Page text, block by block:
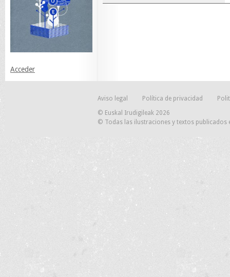
Acceder
Aviso legal Política de privacidad
© Euskal Irudigileak 2026
© Todas las ilustraciones y textos publicados